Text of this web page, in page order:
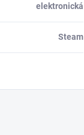
elektronická
Steam